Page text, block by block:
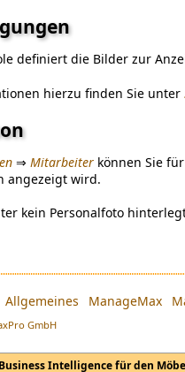
definiert die Bilder zur
hierzu finden Sie unter
⇒ Mitarbeiter können Sie
angezeigt wird.
kein Personalfoto
Allgemeines ManageMax
GmbH
Intelligence für den